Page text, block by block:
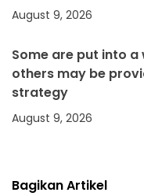
August 9, 2026
Some are put into
others may be
strategy
August 9, 2026
Bagikan Artikel